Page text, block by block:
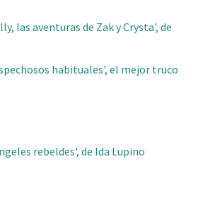
las aventuras de Zak y Crysta', de
habituales', el mejor truco
rebeldes', de Ida Lupino